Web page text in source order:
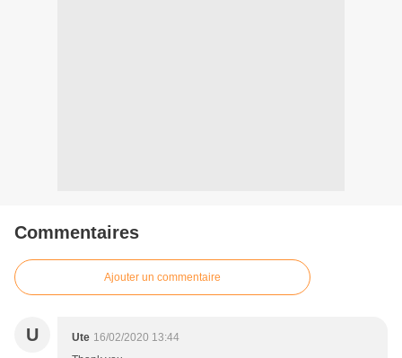
Commentaires
Ajouter un commentaire
U Ute 16/02/2020 13:44